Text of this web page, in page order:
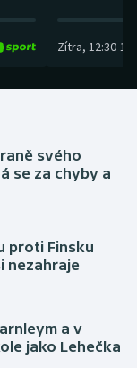
Zítra, 12:30-
svého
se za chyby a
proti Finsku
nezahraje
a v
jako Lehečka